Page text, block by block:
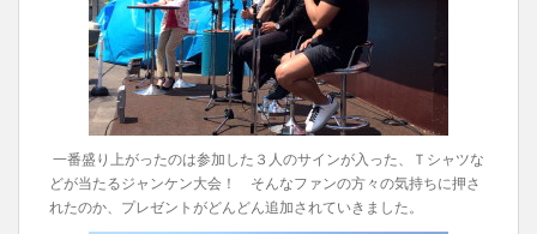
一番盛り上がったのは参加した３人のサインが入った、Ｔシャツな
どが当たるジャンケン大会！ そんなファンの方々の気持ちに押さ
れたのか、プレゼントがどんどん追加されていきました。